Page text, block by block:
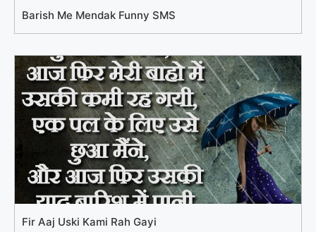
Barish Me Mendak Funny SMS
Fir Aaj Uski Kami Rah Gayi